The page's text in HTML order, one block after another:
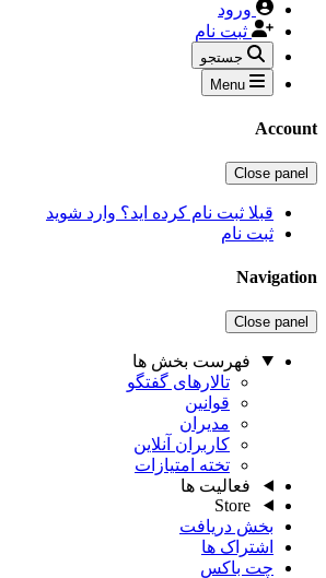
ورود
ثبت نام
جستجو
Menu
Account
Close panel
قبلا ثبت نام کرده اید؟ وارد شوید
ثبت نام
Navigation
Close panel
فهرست بخش ها
تالارهای گفتگو
قوانین
مدیران
کاربران آنلاین
تخته امتیازات
فعالیت ها
Store
بخش دریافت
اشتراک ها
چت باکس